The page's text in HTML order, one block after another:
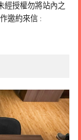
經授權勿將站內之
邀約來信 :